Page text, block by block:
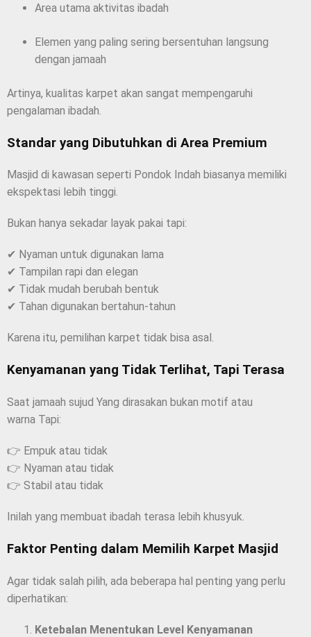
Area utama aktivitas ibadah
Elemen yang paling sering bersentuhan langsung
dengan jamaah
Artinya, kualitas karpet akan sangat mempengaruhi
pengalaman ibadah.
Standar yang Dibutuhkan di Area Premium
Masjid di kawasan seperti Pondok Indah biasanya memiliki
ekspektasi lebih tinggi.
Bukan hanya sekadar layak pakai tapi:
✔ Nyaman untuk digunakan lama
✔ Tampilan rapi dan elegan
✔ Tidak mudah berubah bentuk
✔ Tahan digunakan bertahun-tahun
Karena itu, pemilihan karpet tidak bisa asal.
Kenyamanan yang Tidak Terlihat, Tapi Terasa
Saat jamaah sujud Yang dirasakan bukan motif atau
warna Tapi:
👉 Empuk atau tidak
👉 Nyaman atau tidak
👉 Stabil atau tidak
Inilah yang membuat ibadah terasa lebih khusyuk.
Faktor Penting dalam Memilih Karpet Masjid
Agar tidak salah pilih, ada beberapa hal penting yang perlu
diperhatikan:
Ketebalan Menentukan Level Kenyamanan